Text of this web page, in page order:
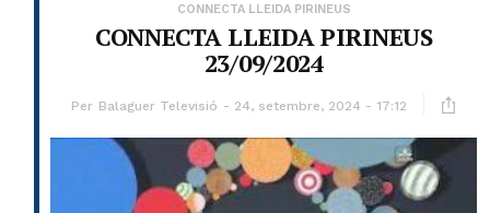
CONNECTA LLEIDA PIRINEUS
CONNECTA LLEIDA PIRINEUS
23/09/2024
Per Balaguer Televisió 24, setembre, 2024 - 17:12